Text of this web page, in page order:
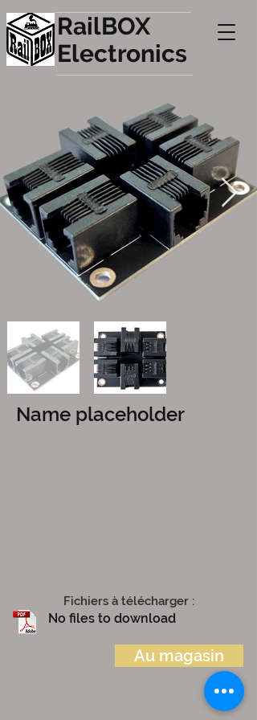
RailBOX
Electronics
Fichiers à télécharger :
No files to download
Name placeholder
Au magasin